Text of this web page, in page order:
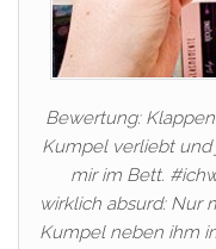
Bewertung:
Kumpel verliebt
mir im Bett.
wirklich absurd: Nur
Kumpel neben ihm